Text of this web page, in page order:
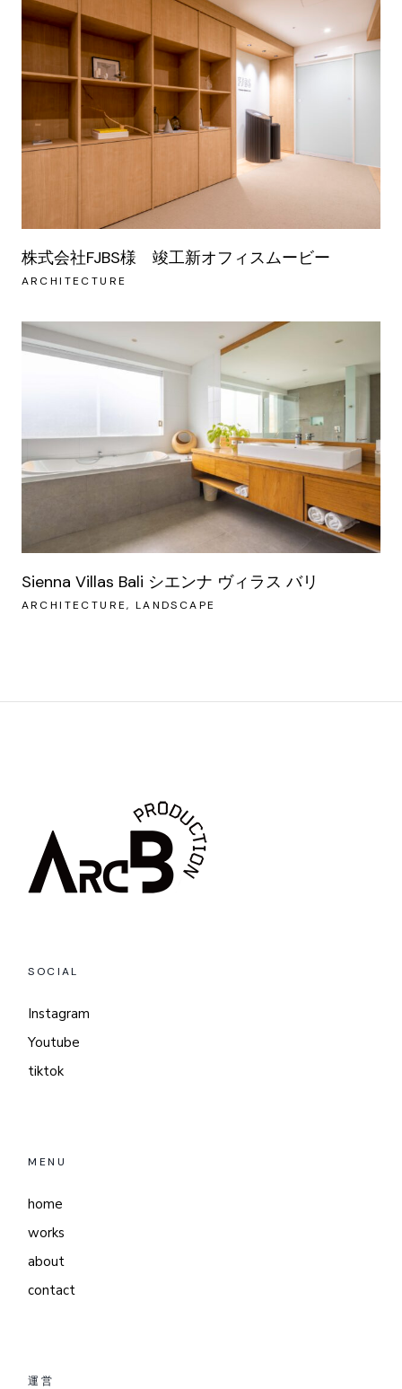
株式会社FJBS様 竣工新オフィスムービー
ARCHITECTURE
Sienna Villas Bali シエンナ ヴィラス バリ
ARCHITECTURE LANDSCAPE
SOCIAL
Instagram
Youtube
tiktok
MENU
home
works
about
contact
運営